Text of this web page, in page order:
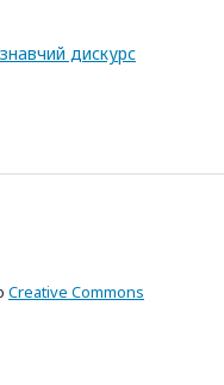
дискурс
Creative Commons